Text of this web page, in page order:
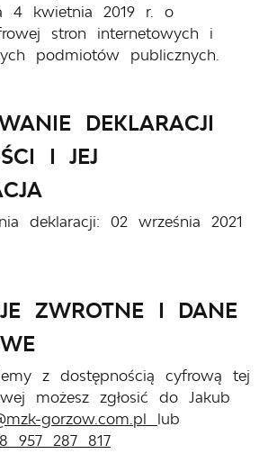
4 kwietnia 2019 r. o
stron internetowych i
podmiotów publicznych.
DEKLARACJI
I JEJ
deklaracji: 02 września 2021
ZWROTNE I DANE
z dostępnością cyfrową tej
możesz zgłosić do Jakub
gorzow.com.pl lub
957 287 817